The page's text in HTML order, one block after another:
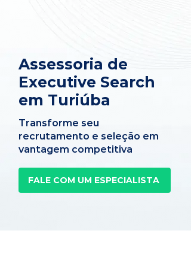
Assessoria de
Executive Search
em Turiúba
Transforme seu
recrutamento e seleção em
vantagem competitiva
FALE COM UM ESPECIALISTA